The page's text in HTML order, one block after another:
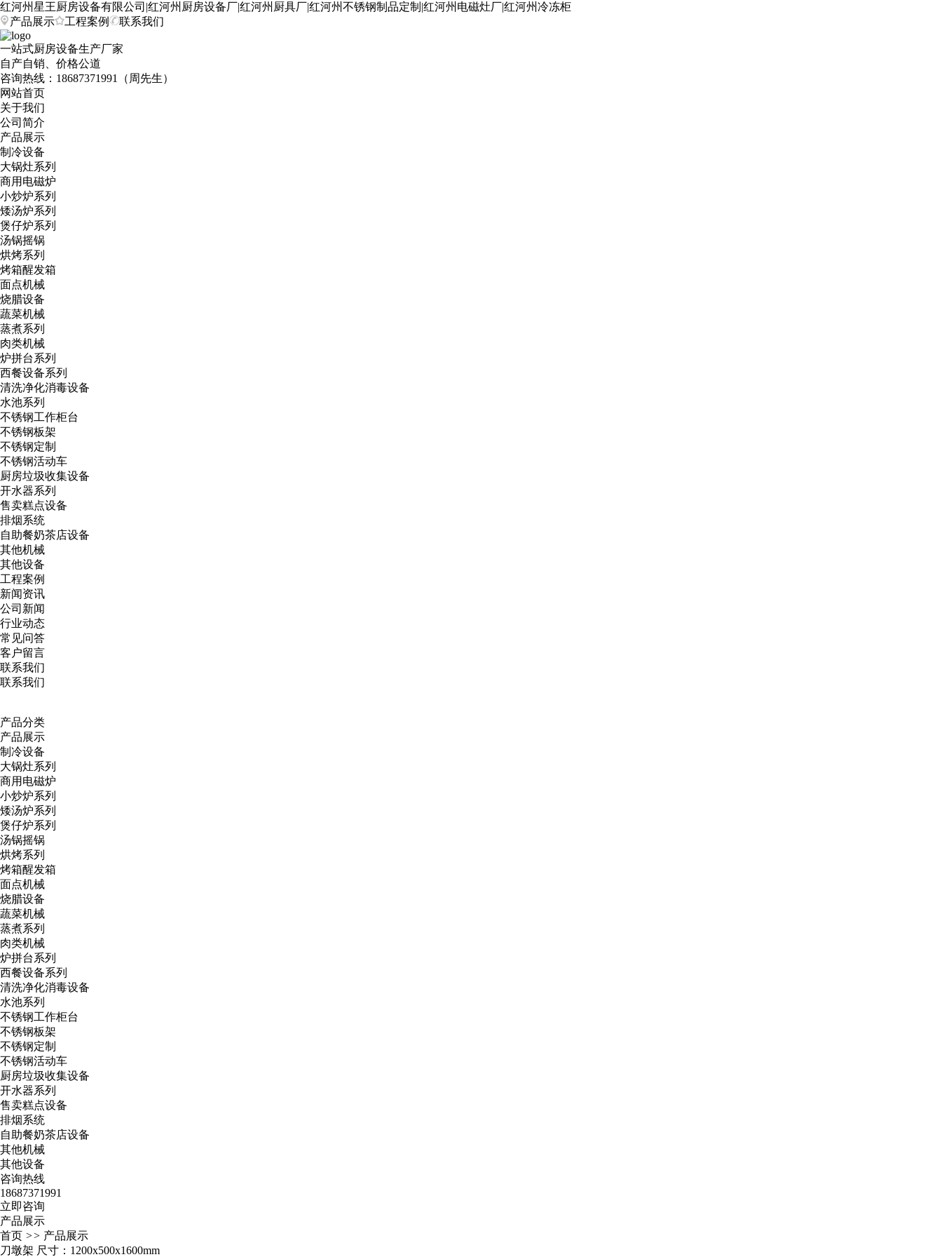
红河州星王厨房设备有限公司|红河州厨房设备厂|红河州厨具厂|红河州不锈钢制品定制|红河州电磁灶厂|红河州冷冻柜
产品展示
工程案例 联系我们
一站式厨房设备生产厂家
自产自销、价格公道
咨询热线： 18687371991（周先生）
网站首页
关于我们
公司简介
产品展示
制冷设备
大锅灶系列
商用电磁炉
小炒炉系列
矮汤炉系列
煲仔炉系列
汤锅摇锅
烘烤系列
烤箱醒发箱
面点机械
烧腊设备
蔬菜机械
蒸煮系列
肉类机械
炉拼台系列
西餐设备系列
清洗净化消毒设备
水池系列
不锈钢工作柜台
不锈钢板架
不锈钢定制
不锈钢活动车
厨房垃圾收集设备
开水器系列
售卖糕点设备
排烟系统
自助餐奶茶店设备
其他机械
其他设备
工程案例
新闻资讯
公司新闻
行业动态
常见问答
客户留言
联系我们
联系我们
产品分类
产品展示
制冷设备
大锅灶系列
商用电磁炉
小炒炉系列
矮汤炉系列
煲仔炉系列
汤锅摇锅
烘烤系列
烤箱醒发箱
面点机械
烧腊设备
蔬菜机械
蒸煮系列
肉类机械
炉拼台系列
西餐设备系列
清洗净化消毒设备
水池系列
不锈钢工作柜台
不锈钢板架
不锈钢定制
不锈钢活动车
厨房垃圾收集设备
开水器系列
售卖糕点设备
排烟系统
自助餐奶茶店设备
其他机械
其他设备
咨询热线
18687371991
立即咨询
产品展示
首页 >> 产品展示
刀墩架 尺寸：1200x500x1600mm